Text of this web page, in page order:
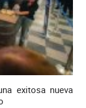
exitosa nueva